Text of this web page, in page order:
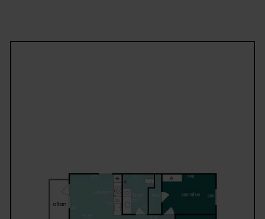
Ceresbyen er et populært og moderne byområde
kort afstand til caféer, indkøb, fitness,
uddannelsesinstitutioner og offentlig transport.